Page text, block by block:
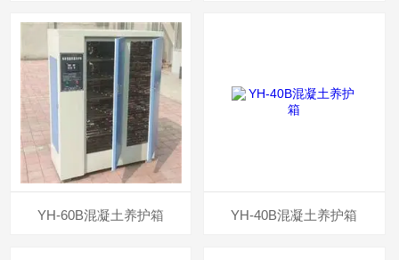
YH-60B混凝土养护箱 YH-40B混凝土养护箱